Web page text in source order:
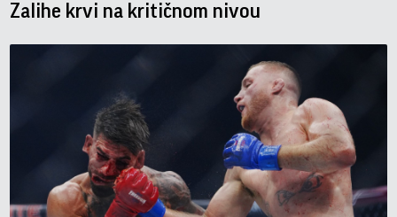
Zalihe krvi na kritičnom nivou